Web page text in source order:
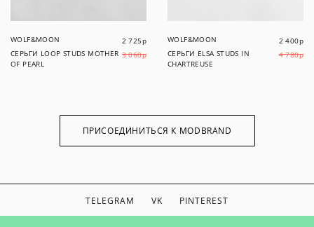
WOLF&MOON 2 725р
СЕРЬГИ LOOP STUDS MOTHER
OF PEARL
3 060р
WOLF&MOON 2 400р
СЕРЬГИ ELSA STUDS IN
CHARTREUSE
4 780р
ПРИСОЕДИНИТЬСЯ К MODBRAND
TELEGRAM VK PINTEREST